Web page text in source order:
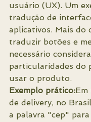
usuário (UX). Um
tradução de
aplicativos. Mais do
traduzir botões e
necessário
particularidades do
usar o produto.
Exemplo prático:Em
de delivery, no
a palavra "cep"